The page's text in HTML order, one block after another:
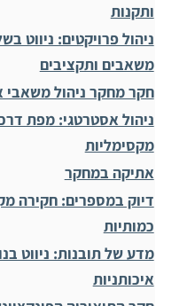
ותקנות
ניהול פרויקטים: ניווט
משאבים ותקציבים
חקר מחקר ניהול משאבי
ניהול אסטרטגי: מפת
מקסימליות
אתיקה במחקר
דיוק במספרים: חקירה
כמותיות
מדע של תובנות: ניווט
איכותניות